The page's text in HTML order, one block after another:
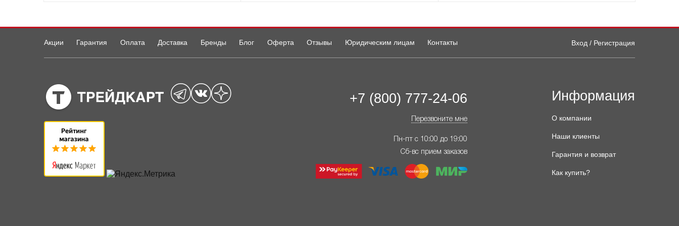
Акции Гарантия Оплата Доставка Бренды Блог Оферта Отзывы Юридическим лицам Контакты Вход / Регистрация
+7 (800) 777-24-06
Перезвоните мне
Пн-пт с 10:00 до 19:00
Сб-вс прием заказов
Информация
О компании
Наши клиенты
Гарантия и возврат
Как купить?